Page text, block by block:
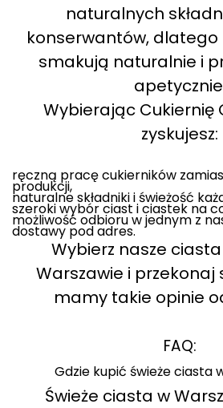
naturalnych
konserwantów, dlatego
smakują naturalnie i
Wybierając Cukiernię
zyskujesz:
ręczną pracę cukierników
produkcji,
naturalne składniki i świeżość
szeroki wybór ciast i ciastek na
możliwość odbioru w jednym z
dostawy pod adres.
Wybierz nasze
Warszawie i przekonaj
mamy takie opinie
FAQ:
Gdzie kupić świeże ciasta
Świeże ciasta w